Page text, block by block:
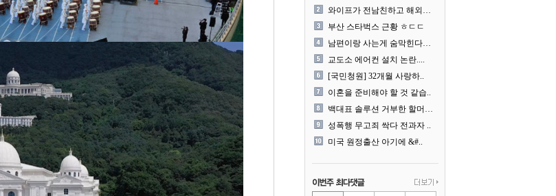
와이프가 전남친하고 해외여행..
부산 스타벅스 근황 ㅎㄷㄷ
남편이랑 사는게 숨막힌다는 ..
교도소 에어컨 설치 논란....
[국민청원] 32개월 사랑하..
이혼을 준비해야 할 것 같습..
백대표 솔루션 거부한 할머니..
성폭행 무고죄 싹다 전과자 ..
미국 원정출산 아기에 &#..